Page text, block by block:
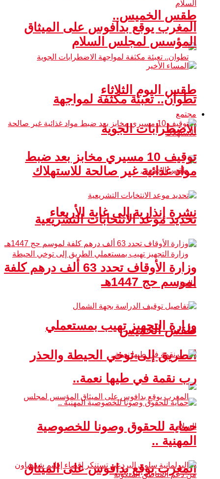
طقس الخميس..
تطوان.. تعبئة مكثفة لمواجهة
الاضطرابات الجوية
نشرة إنذارية إلى غاية الأربعاء
وزارة التجهيز تهيب بمستعملي
الطريق إلى توخي الحيطة والحذر
المغرب يوقع بدافوس على الميثاق
المغرب يوقع بدافوس على الميثاق
المؤسس لمجلس السلام
طقس اليوم الثلاثاء
مجتمع
توقيف 10 مسيري مخابز بعد ضبط
مواد غذائية غير صالحة للاستهلاك
تحديد موعد الانتخابات التشريعية
وزارة الأوقاف تحدد 63 ألف درهم كلفة
لموسم حج 1447هـ
طقس الخميس
رب نقمة في طيها نعمة..
حماية للحقوق وصونا للخصوصية
المهنية ..